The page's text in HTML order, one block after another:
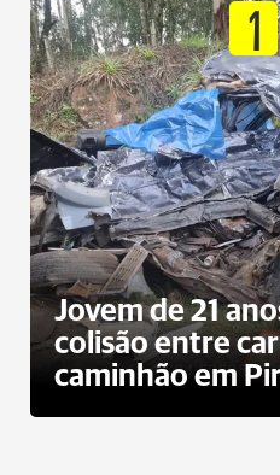
1
Jovem de 21
colisão entre
caminhão em